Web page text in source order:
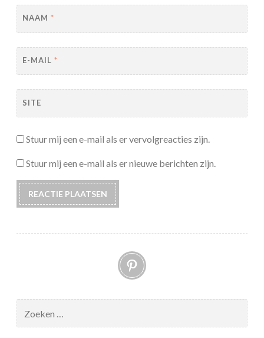
NAAM *
E-MAIL *
SITE
Stuur mij een e-mail als er vervolgreacties zijn.
Stuur mij een e-mail als er nieuwe berichten zijn.
Pinterest
naar: